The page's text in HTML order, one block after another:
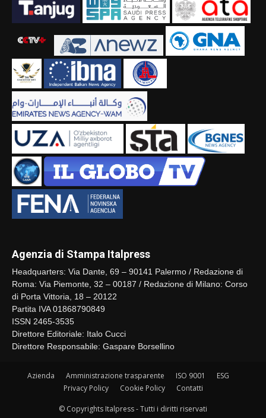
Agenzia di Stampa Italpress
Headquarters: Via Dante, 69 – 90141 Palermo / Redazione di
Roma: Via Piemonte, 32 – 00187 / Redazione di Milano: Corso
di Porta Vittoria, 18 – 20122
Partita IVA 01868790849
ISSN 2465-3535
Direttore Editoriale: Italo Cucci
Direttore Responsabile: Gaspare Borsellino
Azienda Amministrazione trasparente ISO 9001
ESG
Privacy Policy
Cookie Policy Contatti
© Copyrights Italpress - Tutti i diritti riservati